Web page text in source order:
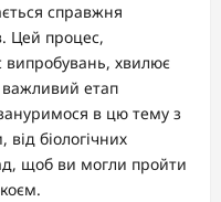
справжня
Цей процес,
випробувань, хвилює
важливий етап
в цю тему з
біологічних
щоб ви могли пройти